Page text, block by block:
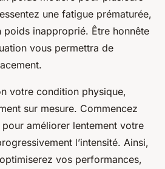
une fatigue prématurée,
poids inapproprié. Être honnête
vous permettra de
votre condition physique,
sur mesure. Commencez
améliorer lentement votre
l’intensité. Ainsi,
vos performances,